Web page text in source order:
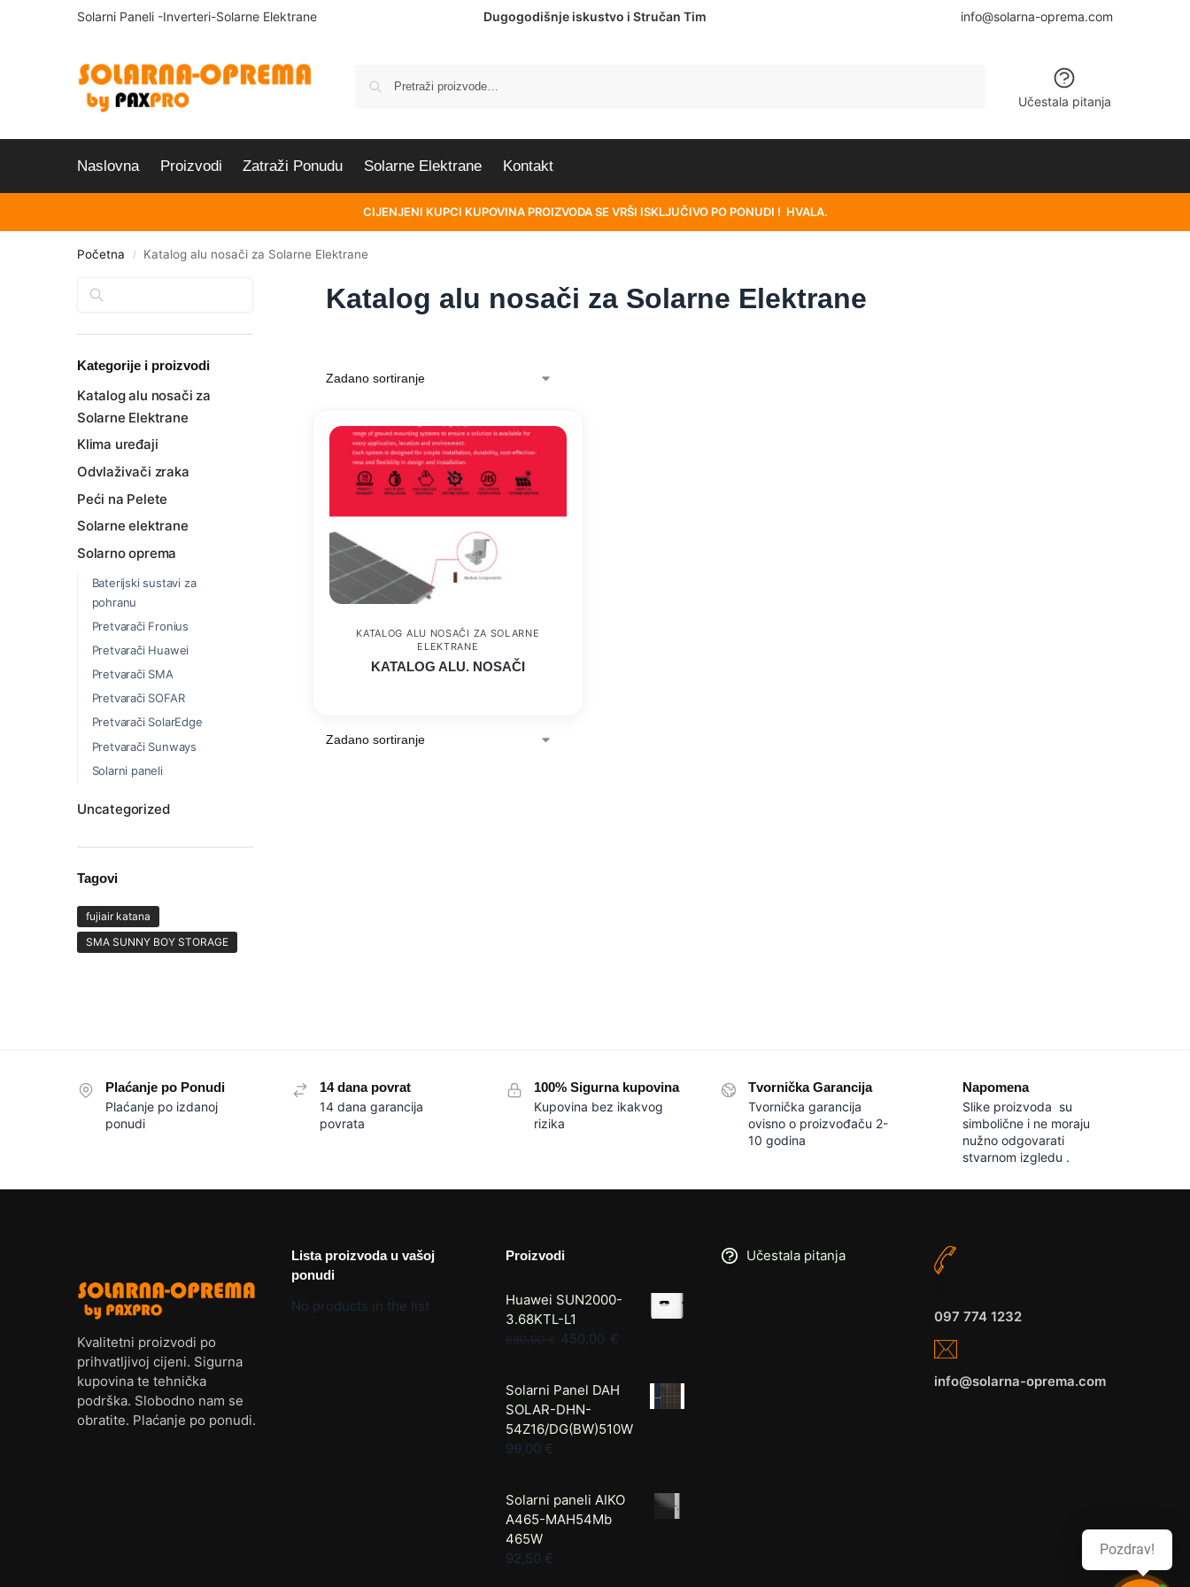
Solarni Paneli -Inverteri-Solarne Elektrane Dugogodišnje iskustvo i Stručan Tim info@solarna-oprema.com
Učestala pitanja
Naslovna Proizvodi Zatraži Ponudu Solarne Elektrane Kontakt
CIJENJENI KUPCI KUPOVINA PROIZVODA SE VRŠI ISKLJUČIVO PO PONUDI ! HVALA.
Početna / Katalog alu nosači za Solarne Elektrane
Katalog alu nosači za Solarne Elektrane
KATALOG ALU NOSAČI ZA SOLARNE
ELEKTRANE
KATALOG ALU. NOSAČI
Kategorije i proizvodi
Katalog alu nosači za
Solarne Elektrane
Klima uređaji
Odvlaživači zraka
Peći na Pelete
Solarne elektrane
Solarno oprema
Baterijski sustavi za
pohranu
Pretvarači Fronius
Pretvarači Huawei
Pretvarači SMA
Pretvarači SOFAR
Pretvarači SolarEdge
Pretvarači Sunways
Solarni paneli
Uncategorized
Tagovi
fujiair katana
SMA SUNNY BOY STORAGE
Plaćanje po Ponudi
Plaćanje po izdanoj
ponudi
14 dana povrat
14 dana garancija
povrata
100% Sigurna kupovina
Kupovina bez ikakvog
rizika
Tvornička Garancija
Tvornička garancija
ovisno o proizvođaču 2-
10 godina
Napomena
Slike proizvoda su
simbolične i ne moraju
nužno odgovarati
stvarnom izgledu .
Kvalitetni proizvodi po
prihvatljivoj cijeni. Sigurna
kupovina te tehnička
podrška. Slobodno nam se
obratite. Plaćanje po ponudi.
Lista proizvoda u vašoj
ponudi
No products in the list
Proizvodi
Huawei SUN2000-
3.68KTL-L1
680,00€ 450,00 €
Solarni Panel DAH
SOLAR-DHN-
54Z16/DG(BW)510W
99,00 €
Solarni paneli AIKO
A465-MAH54Mb
465W
92,50 €
Učestala pitanja
097 774 1232
info@solarna-oprema.com
Pozdrav!